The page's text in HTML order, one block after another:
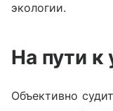
экологии.
На пути к
Объективно